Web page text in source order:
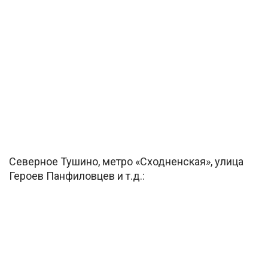
Северное Тушино, метро «Сходненская», улица
Героев Панфиловцев и т.д.: